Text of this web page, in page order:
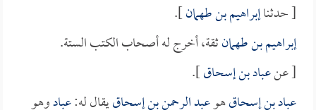
[ حدثناإبراهيم بن طهمان].
إبراهيم بن طهمانثقة، أخرج له أصحاب الكتب الستة.
[ عنعباد بن إسحاق].
عباد بن إسحاقهوعبد الرحمن بن إسحاقيقال له:عبادوهو